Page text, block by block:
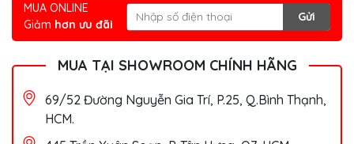
MUA ONLINE
Giảm hơn ưu đãi
Gửi
MUA TẠI SHOWROOM CHÍNH HÃNG
69/52 Đường Nguyễn Gia Trí, P.25, Q.Bình Thạnh,
HCM.